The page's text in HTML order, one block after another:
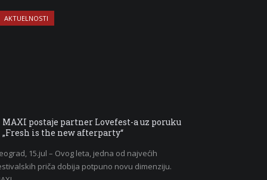
AKTUELNOSTI
MAXI postaje partner Lovefest-a uz poruku
„Fresh is the new afterparty“
15.jul – Ovog leta, jedna od najvećih
priča dobija potpuno novu dimenziju.